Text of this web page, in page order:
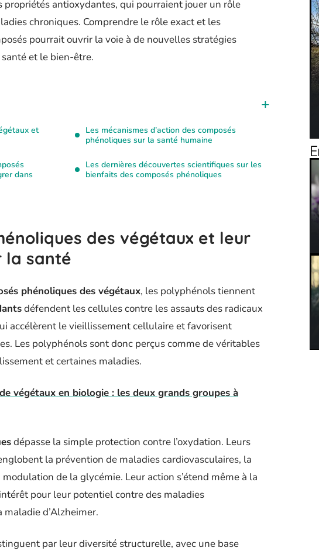
propriétés antioxydantes, qui pourraient jouer un rôle
chroniques. Comprendre le rôle exact et les
pourrait ouvrir la voie à de nouvelles stratégies
et le bien-être.
et
dans
Les mécanismes d’action des composés
phénoliques sur la santé humaine
Les dernières découvertes scientifiques sur les
bienfaits des composés phénoliques
des végétaux et leur
la santé
phénoliques des végétaux, les polyphénols tiennent
défendent les cellules contre les assauts des radicaux
accélèrent le vieillissement cellulaire et favorisent
Les polyphénols sont donc perçus comme de véritables
et certaines maladies.
végétaux en biologie : les deux grands groupes à
dépasse la simple protection contre l’oxydation. Leurs
la prévention de maladies cardiovasculaires, la
de la glycémie. Leur action s’étend même à la
pour leur potentiel contre des maladies
d’Alzheimer.
par leur diversité structurelle, avec une base